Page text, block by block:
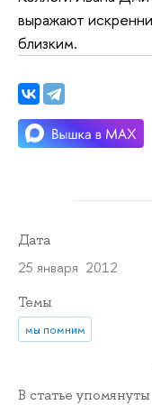
выражают
близким.
Дата
25 января 2012
Темы
мы помним
В статье упомянуты